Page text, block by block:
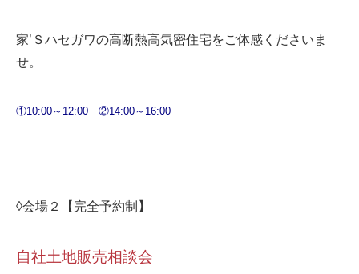
家’Ｓハセガワの高断熱高気密住宅をご体感くださいま
せ。
①10:00～12:00 ②14:00～16:00
◊会場２【完全予約制】
自社土地販売相談会